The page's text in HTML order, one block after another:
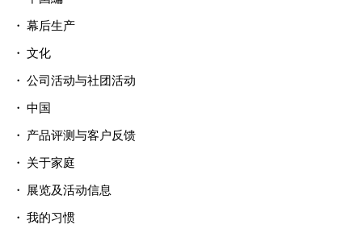
幕后生产
文化
公司活动与社团活动
中国
产品评测与客户反馈
关于家庭
展览及活动信息
我的习惯